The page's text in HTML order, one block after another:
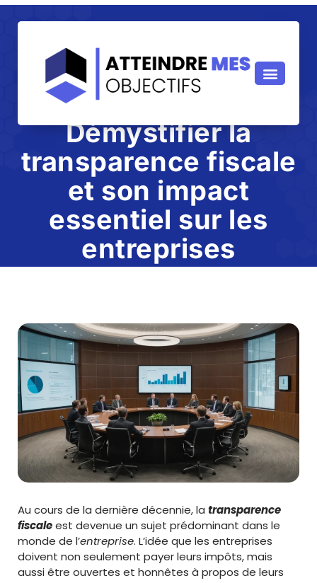
Démystifier la
transparence fiscale
et son impact
essentiel sur les
entreprises
Au cours de la dernière décennie, la transparence
fiscaleest devenue un sujet prédominant dans le
monde de l’entreprise. L’idée que les entreprises
doivent non seulement payer leurs impôts, mais
aussi être ouvertes et honnêtes à propos de leurs